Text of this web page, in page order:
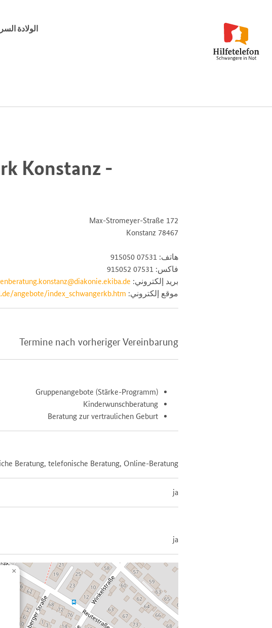
الولادة
Konstanz -
Max-Stromeyer-Straße 172
78467 Konstanz
هاتف: 07531 915050
فاكس: 07531 915052
بريد إلكتروني:
موقع إلكتروني: angebote/index_schwangerkb.htm
Termine nach vorheriger Vereinbarung
Gruppenangebote (Stärke-Programm)
Kinderwunschberatung
Beratung zur vertraulichen Geburt
Beratung, telefonische Beratung, Online-Beratung
ja
ja
×